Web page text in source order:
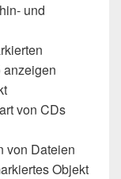
und
anzeigen
von CDs
von Dateien
Objekt